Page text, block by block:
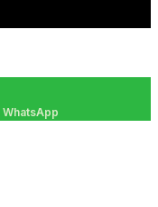
WhatsApp